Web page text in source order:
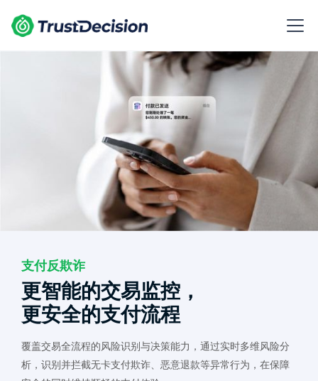
支付反欺诈
更智能的交易监控，
更安全的支付流程
覆盖交易全流程的风险识别与决策能力，通过实时多维风险分
析，识别并拦截无卡支付欺诈、恶意退款等异常行为，在保障